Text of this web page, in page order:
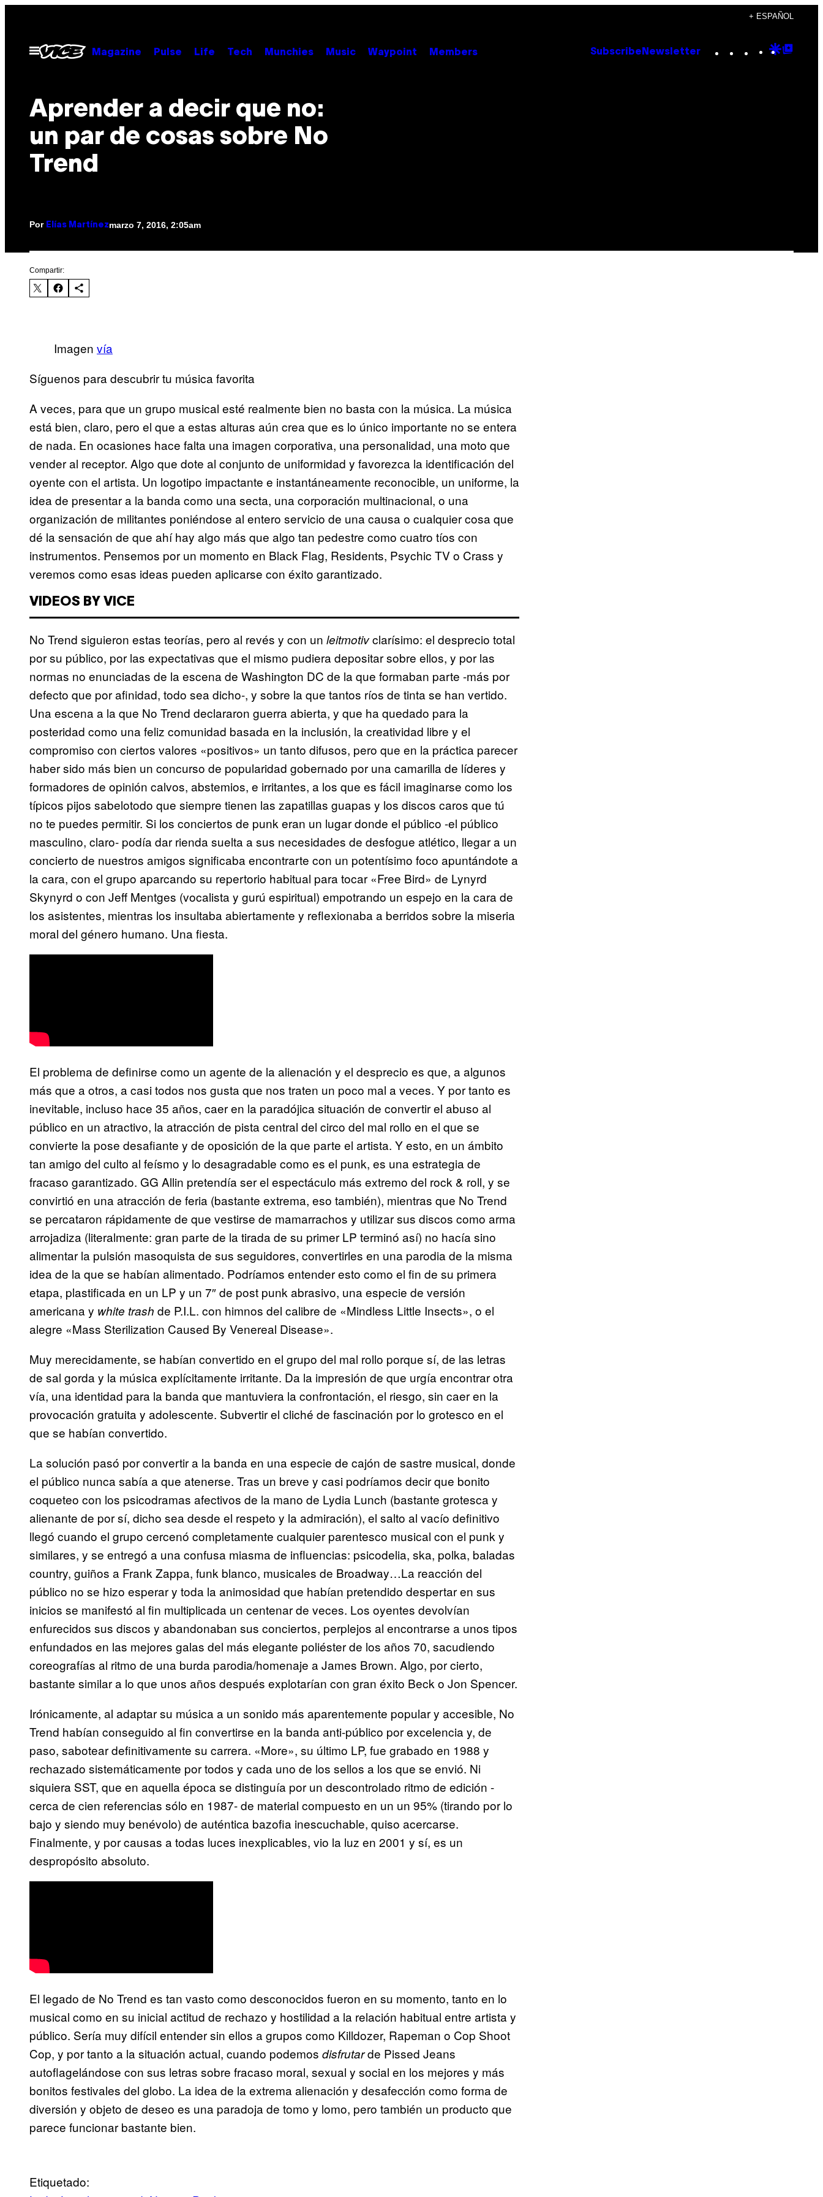
contenido
+ ESPAÑOL
Abrir
Menú
Magazine Pulse Life Tech Munchies Music Waypoint Members Subscribe Newsletter Instagram
TikTok
YouTube
Google
Aprender a decir que no:
un par de cosas sobre No
Trend
Por Elías Martínezmarzo 7, 2016, 2:05am
Compartir:
Imagen vía
Síguenos para descubrir tu música favorita
A veces, para que un grupo musical esté realmente bien no basta con la música. La música
está bien, claro, pero el que a estas alturas aún crea que es lo único importante no se entera
de nada. En ocasiones hace falta una imagen corporativa, una personalidad, una moto que
vender al receptor. Algo que dote al conjunto de uniformidad y favorezca la identificación del
oyente con el artista. Un logotipo impactante e instantáneamente reconocible, un uniforme, la
idea de presentar a la banda como una secta, una corporación multinacional, o una
organización de militantes poniéndose al entero servicio de una causa o cualquier cosa que
dé la sensación de que ahí hay algo más que algo tan pedestre como cuatro tíos con
instrumentos. Pensemos por un momento en Black Flag, Residents, Psychic TV o Crass y
veremos como esas ideas pueden aplicarse con éxito garantizado.
VIDEOS BY VICE
No Trend siguieron estas teorías, pero al revés y con un leitmotivclarísimo: el desprecio total
por su público, por las expectativas que el mismo pudiera depositar sobre ellos, y por las
normas no enunciadas de la escena de Washington DC de la que formaban parte -más por
defecto que por afinidad, todo sea dicho-, y sobre la que tantos ríos de tinta se han vertido.
Una escena a la que No Trend declararon guerra abierta, y que ha quedado para la
posteridad como una feliz comunidad basada en la inclusión, la creatividad libre y el
compromiso con ciertos valores «positivos» un tanto difusos, pero que en la práctica parecer
haber sido más bien un concurso de popularidad gobernado por una camarilla de líderes y
formadores de opinión calvos, abstemios, e irritantes, a los que es fácil imaginarse como los
típicos pijos sabelotodo que siempre tienen las zapatillas guapas y los discos caros que tú
no te puedes permitir. Si los conciertos de punk eran un lugar donde el público -el público
masculino, claro- podía dar rienda suelta a sus necesidades de desfogue atlético, llegar a un
concierto de nuestros amigos significaba encontrarte con un potentísimo foco apuntándote a
la cara, con el grupo aparcando su repertorio habitual para tocar «Free Bird» de Lynyrd
Skynyrd o con Jeff Mentges (vocalista y gurú espiritual) empotrando un espejo en la cara de
los asistentes, mientras los insultaba abiertamente y reflexionaba a berridos sobre la miseria
moral del género humano. Una fiesta.
El problema de definirse como un agente de la alienación y el desprecio es que, a algunos
más que a otros, a casi todos nos gusta que nos traten un poco mal a veces. Y por tanto es
inevitable, incluso hace 35 años, caer en la paradójica situación de convertir el abuso al
público en un atractivo, la atracción de pista central del circo del mal rollo en el que se
convierte la pose desafiante y de oposición de la que parte el artista. Y esto, en un ámbito
tan amigo del culto al feísmo y lo desagradable como es el punk, es una estrategia de
fracaso garantizado. GG Allin pretendía ser el espectáculo más extremo del rock & roll, y se
convirtió en una atracción de feria (bastante extrema, eso también), mientras que No Trend
se percataron rápidamente de que vestirse de mamarrachos y utilizar sus discos como arma
arrojadiza (literalmente: gran parte de la tirada de su primer LP terminó así) no hacía sino
alimentar la pulsión masoquista de sus seguidores, convertirles en una parodia de la misma
idea de la que se habían alimentado. Podríamos entender esto como el fin de su primera
etapa, plastificada en un LP y un 7″ de post punk abrasivo, una especie de versión
americana y white trash de P.I.L. con himnos del calibre de «Mindless Little Insects», o el
alegre «Mass Sterilization Caused By Venereal Disease».
Muy merecidamente, se habían convertido en el grupo del mal rollo porque sí, de las letras
de sal gorda y la música explícitamente irritante. Da la impresión de que urgía encontrar otra
vía, una identidad para la banda que mantuviera la confrontación, el riesgo, sin caer en la
provocación gratuita y adolescente. Subvertir el cliché de fascinación por lo grotesco en el
que se habían convertido.
La solución pasó por convertir a la banda en una especie de cajón de sastre musical, donde
el público nunca sabía a que atenerse. Tras un breve y casi podríamos decir que bonito
coqueteo con los psicodramas afectivos de la mano de Lydia Lunch (bastante grotesca y
alienante de por sí, dicho sea desde el respeto y la admiración), el salto al vacío definitivo
llegó cuando el grupo cercenó completamente cualquier parentesco musical con el punk y
similares, y se entregó a una confusa miasma de influencias: psicodelia, ska, polka, baladas
country, guiños a Frank Zappa, funk blanco, musicales de Broadway…La reacción del
público no se hizo esperar y toda la animosidad que habían pretendido despertar en sus
inicios se manifestó al fin multiplicada un centenar de veces. Los oyentes devolvían
enfurecidos sus discos y abandonaban sus conciertos, perplejos al encontrarse a unos tipos
enfundados en las mejores galas del más elegante poliéster de los años 70, sacudiendo
coreografías al ritmo de una burda parodia/homenaje a James Brown. Algo, por cierto,
bastante similar a lo que unos años después explotarían con gran éxito Beck o Jon Spencer.
Irónicamente, al adaptar su música a un sonido más aparentemente popular y accesible, No
Trend habían conseguido al fin convertirse en la banda anti-público por excelencia y, de
paso, sabotear definitivamente su carrera. «More», su último LP, fue grabado en 1988 y
rechazado sistemáticamente por todos y cada uno de los sellos a los que se envió. Ni
siquiera SST, que en aquella época se distinguía por un descontrolado ritmo de edición -
cerca de cien referencias sólo en 1987- de material compuesto en un un 95% (tirando por lo
bajo y siendo muy benévolo) de auténtica bazofia inescuchable, quiso acercarse.
Finalmente, y por causas a todas luces inexplicables, vio la luz en 2001 y sí, es un
despropósito absoluto.
El legado de No Trend es tan vasto como desconocidos fueron en su momento, tanto en lo
musical como en su inicial actitud de rechazo y hostilidad a la relación habitual entre artista y
público. Sería muy difícil entender sin ellos a grupos como Killdozer, Rapeman o Cop Shoot
Cop, y por tanto a la situación actual, cuando podemos disfrutarde Pissed Jeans
autoflagelándose con sus letras sobre fracaso moral, sexual y social en los mejores y más
bonitos festivales del globo. La idea de la extrema alienación y desafección como forma de
diversión y objeto de deseo es una paradoja de tomo y lomo, pero también un producto que
parece funcionar bastante bien.
Etiquetado: